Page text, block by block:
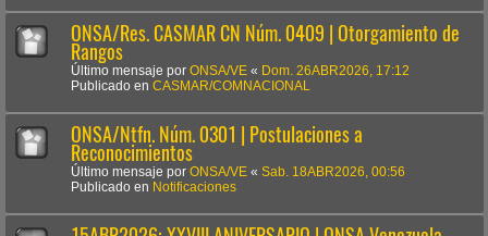
ONSA/Res. CASMAR CN Núm. 0409 | Otorgamiento de
Rangos
Último mensaje por ONSA/VE « Dom. 26ABR2026, 17:12
Publicado en CASMAR/COMNACIONAL
ONSA/Ntfn. Núm. 0301 | Postulaciones a
Reconocimientos
Último mensaje por ONSA/VE « Sab. 18ABR2026, 00:56
Publicado en Notificaciones